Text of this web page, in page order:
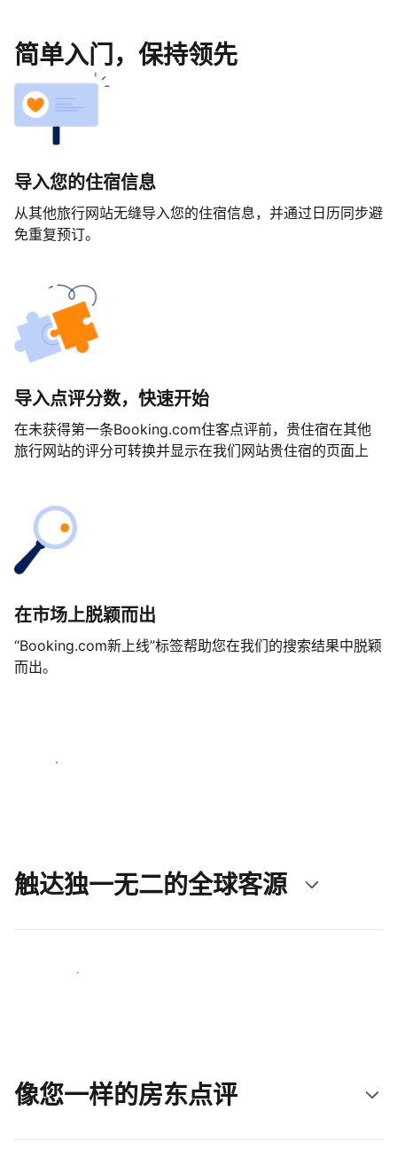
简单入门，保持领先
导入您的住宿信息
从其他旅行网站无缝导入您的住宿信息，并通过日历同步避
免重复预订。
导入点评分数，快速开始
在未获得第一条Booking.com住客点评前，贵住宿在其他
旅行网站的评分可转换并显示在我们网站贵住宿的页面上
在市场上脱颖而出
“Booking.com新上线”标签帮助您在我们的搜索结果中脱颖
而出。
马上开始
触达独一无二的全球客源
立即触达新客人
像您一样的房东点评